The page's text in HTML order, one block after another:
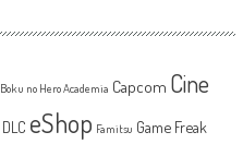
Boku no Hero Academia Capcom Cine
DLC eShop Famitsu Game Freak